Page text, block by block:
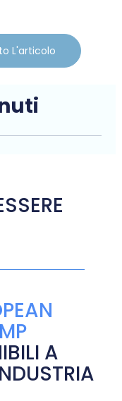
L'articolo
A